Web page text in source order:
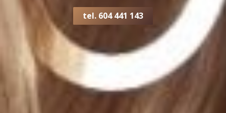
tel. 604 441 143